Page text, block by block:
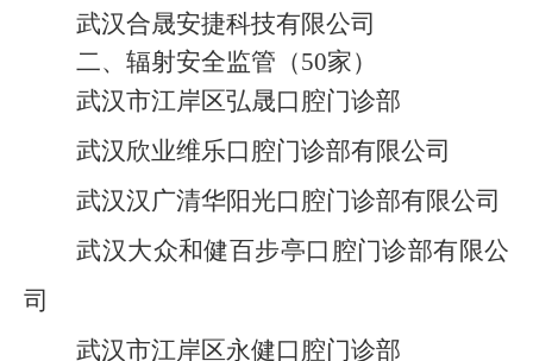
武汉合晟安捷科技有限公司
二、 辐射安全监管 （50家）
武汉市江岸区弘晟口腔门诊部
武汉欣业维乐口腔门诊部有限公司
武汉汉广清华阳光口腔门诊部有限公司
武汉大众和健百步亭口腔门诊部有限公
司
武汉市江岸区永健口腔门诊部